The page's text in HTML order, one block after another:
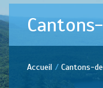
Accueil Cantons-